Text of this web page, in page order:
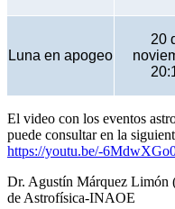
Luna en apogeo
20
El video con los eventos
puede consultar en la
https://youtu.be/-
Dr. Agustín Márquez Limón
de Astrofísica-INAOE